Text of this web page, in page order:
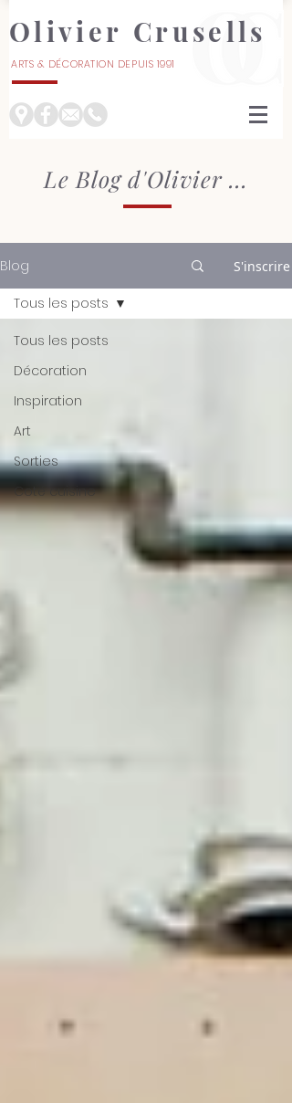
ARTS & DÉCORATION DEPUIS 1991
Olivier Crusells
Blog S'inscrire
Tous les posts
Décoration
Inspiration
Art
Sorties
Coté cuisine
Tous les posts
Le Blog d'Olivier ...